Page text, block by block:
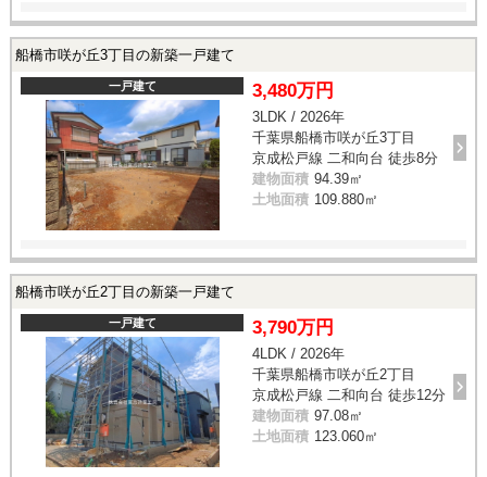
船橋市咲が丘3丁目の新築一戸建て
一戸建て 3,480万円
3LDK / 2026年
千葉県船橋市咲が丘3丁目
京成松戸線 二和向台 徒歩8分
建物面積 94.39㎡
土地面積 109.880㎡
船橋市咲が丘2丁目の新築一戸建て
一戸建て 3,790万円
4LDK / 2026年
千葉県船橋市咲が丘2丁目
京成松戸線 二和向台 徒歩12分
建物面積 97.08㎡
土地面積 123.060㎡